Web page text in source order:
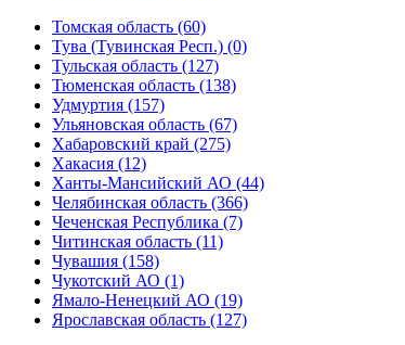
Томская область (60)
Тува (Тувинская Респ.) (0)
Тульская область (127)
Тюменская область (138)
Удмуртия (157)
Ульяновская область (67)
Хабаровский край (275)
Хакасия (12)
Ханты-Мансийский АО (44)
Челябинская область (366)
Чеченская Республика (7)
Читинская область (11)
Чувашия (158)
Чукотский АО (1)
Ямало-Ненецкий АО (19)
Ярославская область (127)